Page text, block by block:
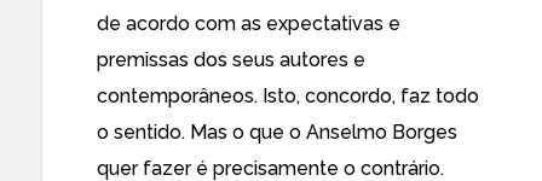
de acordo com as expectativas e
premissas dos seus autores e
contemporâneos. Isto, concordo, faz todo
o sentido. Mas o que o Anselmo Borges
quer fazer é precisamente o contrário.